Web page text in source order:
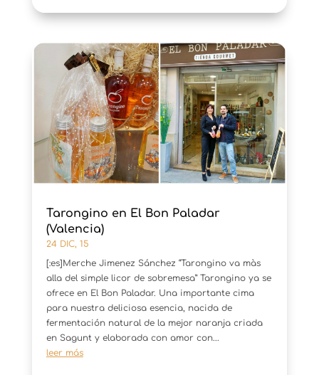
Tarongino en El Bon Paladar
(Valencia)
24 DIC, 15
[:es]Merche Jimenez Sánchez “Tarongino va màs
alla del simple licor de sobremesa” Tarongino ya se
ofrece en El Bon Paladar. Una importante cima
para nuestra deliciosa esencia, nacida de
fermentación natural de la mejor naranja criada
en Sagunt y elaborada con amor con...
leer más